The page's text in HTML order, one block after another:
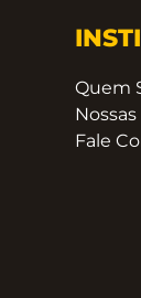
Quem
Nossas
Fale